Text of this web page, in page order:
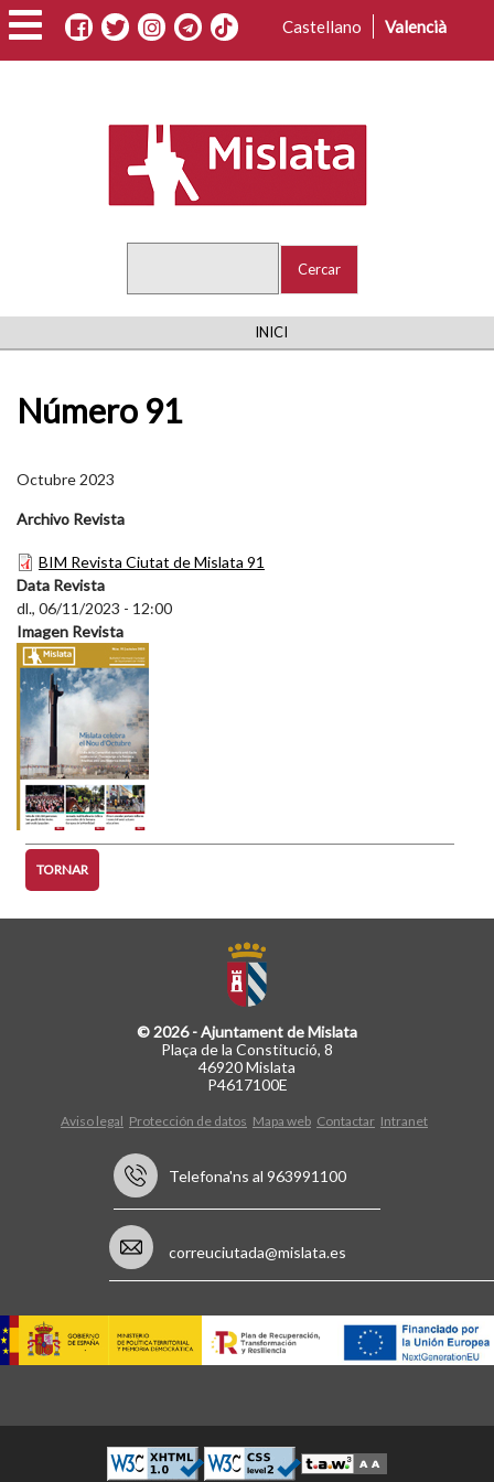
Vés
al
contingut
Castellano Valencià
FIL
INICI
Número 91
Octubre 2023
Archivo Revista
BIM Revista Ciutat de Mislata 91
Data Revista
dl., 06/11/2023 - 12:00
Imagen Revista
TORNAR
© 2026 - Ajuntament de Mislata
Plaça de la Constitució, 8
46920 Mislata
P4617100E
Aviso legal Protección de datos Mapa web Contactar Intranet
Telefona'ns al 963991100
correuciutada@mislata.es